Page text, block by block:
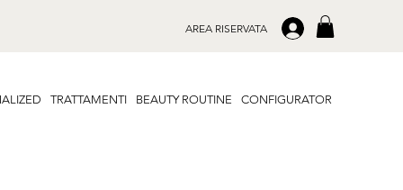
AREA RISERVATA .
TRATTAMENTI BEAUTY ROUTINE CONFIGURATOR